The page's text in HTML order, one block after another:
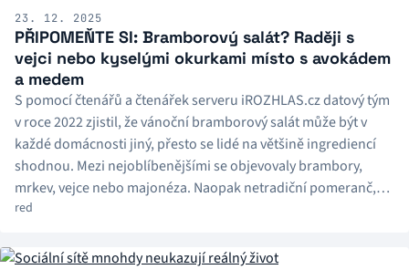
23. 12. 2025
PŘIPOMEŇTE SI: Bramborový salát? Raději s
vejci nebo kyselými okurkami místo s avokádem
a medem
S pomocí čtenářů a čtenářek serveru iROZHLAS.cz datový tým
v roce 2022 zjistil, že vánoční bramborový salát může být v
každé domácnosti jiný, přesto se lidé na většině ingrediencí
shodnou. Mezi nejoblíbenějšími se objevovaly brambory,
mrkev, vejce nebo majonéza. Naopak netradiční pomeranč,
med či avokádo hlasující v anketě příliš neocenili. Je váš
Připomeňte si výsledky hlasování.
red